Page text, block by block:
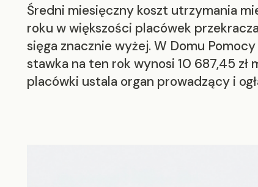
Średni miesięczny koszt utrzymania
roku w większości placówek
sięga znacznie wyżej. W Domu
stawka na ten rok wynosi 10 687,45
placówki ustala organ prowadzący i